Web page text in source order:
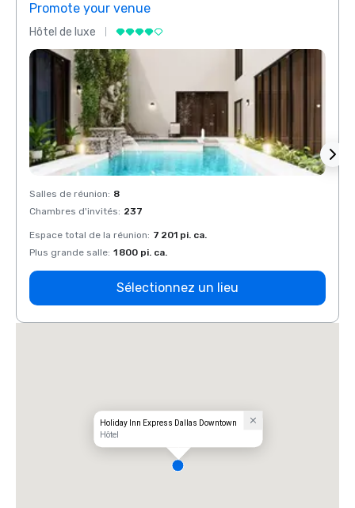
Promote your venue
Hôtel de luxe
Salles de réunion: 8
Chambres d'invités: 237
Espace total de la réunion: 7 201 pi. ca.
Plus grande salle: 1 800 pi. ca.
Sélectionnez un lieu
Holiday Inn Express Dallas Downtown
Hôtel